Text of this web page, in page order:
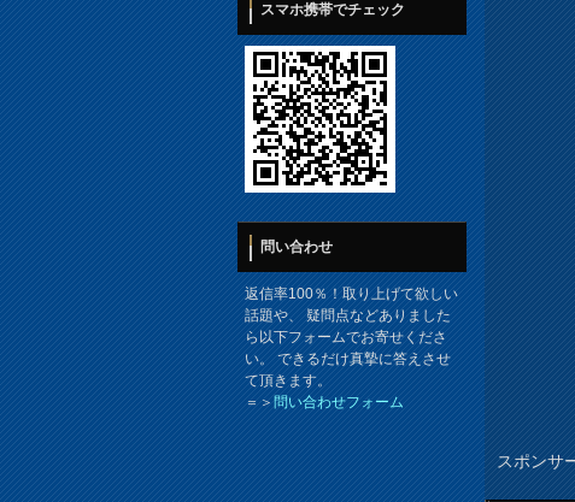
スポンサ
スマホ携帯でチェック
問い合わせ
返信率100％！取り上げて欲しい
話題や、 疑問点などありました
ら以下フォームでお寄せくださ
い。 できるだけ真摯に答えさせ
て頂きます。
＝＞問い合わせフォーム